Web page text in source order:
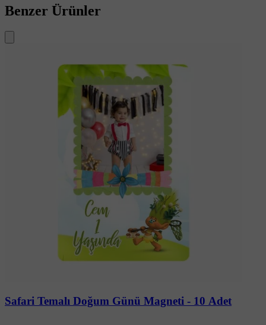
Benzer Ürünler
Safari Temalı Doğum Günü Magneti - 10 Adet